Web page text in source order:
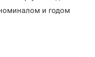
и годом